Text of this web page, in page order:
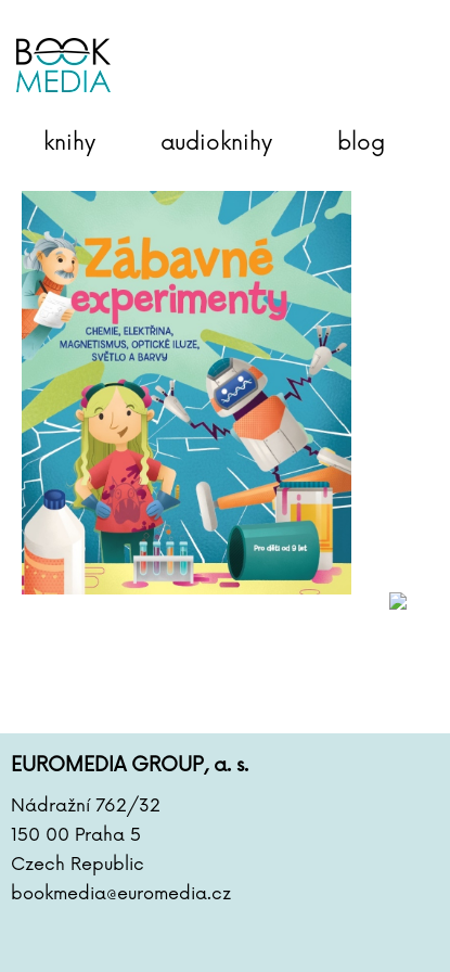
knihy audioknihy blog
EUROMEDIA GROUP, a. s.
Nádražní 762/32
150 00 Praha 5
Czech Republic
bookmedia@euromedia.cz